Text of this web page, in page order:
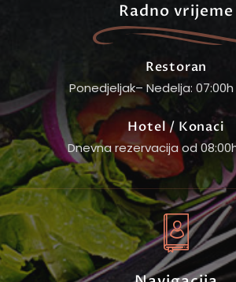
Radno vrijeme
Restoran
Ponedjeljak– Nedelja:
Hotel / Konaci
Dnevna rezervacija od